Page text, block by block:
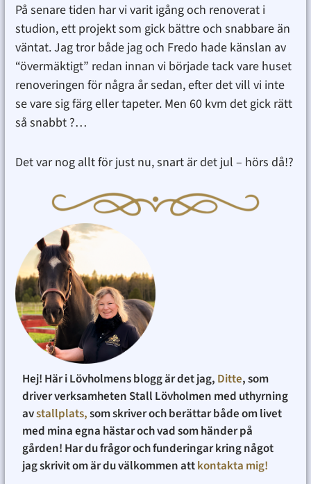
På senare tiden har vi varit igång och renoverat i
studion, ett projekt som gick bättre och snabbare än
väntat. Jag tror både jag och Fredo hade känslan av
“övermäktigt” redan innan vi började tack vare huset
renoveringen för några år sedan, efter det vill vi inte
se vare sig färg eller tapeter. Men 60 kvm det gick rätt
så snabbt ?…
Det var nog allt för just nu, snart är det jul – hörs då!?
Hej! Här i Lövholmens blogg är det jag, Ditte, som
driver verksamheten Stall Lövholmen med uthyrning
avstallplats,som skriver och berättar både om livet
med mina egna hästar och vad som händer på
gården! Har du frågor och funderingar kring något
jag skrivit om är du välkommen attkontakta mig!